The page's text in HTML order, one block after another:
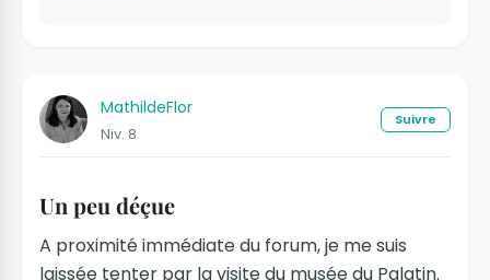
MathildeFlor
Niv. 8
Suivre
Un peu déçue
A proximité immédiate du forum, je me suis
laissée tenter par la visite du musée du Palatin.